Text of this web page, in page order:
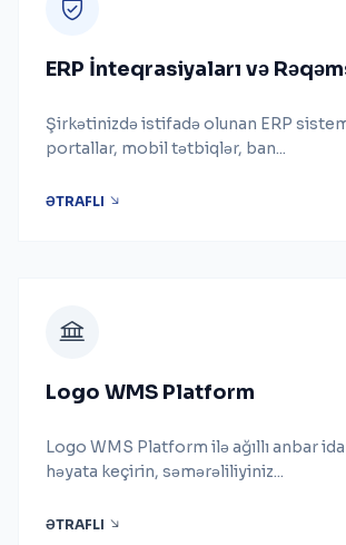
ERP İnteqrasiyaları və
Şirkətinizdə istifadə olunan ERP
portallar, mobil tətbiqlər, ban...
ƏTRAFLI
Logo WMS Platform
Logo WMS Platform ilə ağıllı anbar
həyata keçirin, səmərəliliyiniz...
ƏTRAFLI